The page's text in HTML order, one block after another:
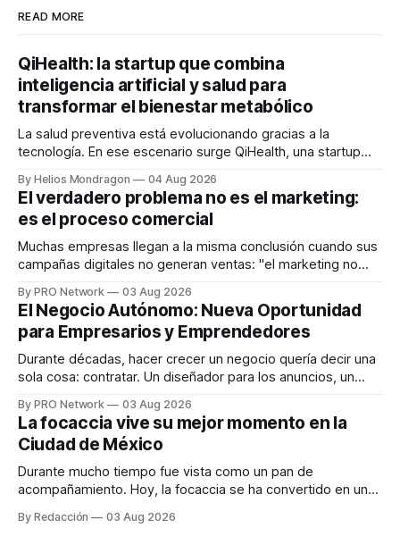
READ MORE
QiHealth: la startup que combina
inteligencia artificial y salud para
transformar el bienestar metabólico
La salud preventiva está evolucionando gracias a la
tecnología. En ese escenario surge QiHealth, una startup
dispositivos inteligentes, inteligencia artificial y monitoreo
en tiempo real para ayudar a las personas a tomar mejores
decisiones sobre su salud metabólica. Su propuesta busca
responder
By Helios Mondragon 04 Aug 2026
El verdadero problema no es el marketing:
es el proceso comercial
Muchas empresas llegan a la misma conclusión cuando sus
campañas digitales no generan ventas: "el marketing no
INTERIUS, el problema suele estar en otro lugar. Durante
una entrevista para el podcast SER PRO, el especialista en
marketing digital explicó que
By PRO Network 03 Aug 2026
El Negocio Autónomo: Nueva Oportunidad
para Empresarios y Emprendedores
Durante décadas, hacer crecer un negocio quería decir una
sola cosa: contratar. Un diseñador para los anuncios, un
para los textos, alguien que supiera de publicidad digital
para encontrar prospectos, un vendedor para atender
llamadas y mensajes, y —con suerte— una persona
By PRO Network 03 Aug 2026
La focaccia vive su mejor momento en la
Ciudad de México
Durante mucho tiempo fue vista como un pan de
acompañamiento. Hoy, la focaccia se ha convertido en uno
artesanal, ingredientes de calidad y experiencias que
By Redacción 03 Aug 2026